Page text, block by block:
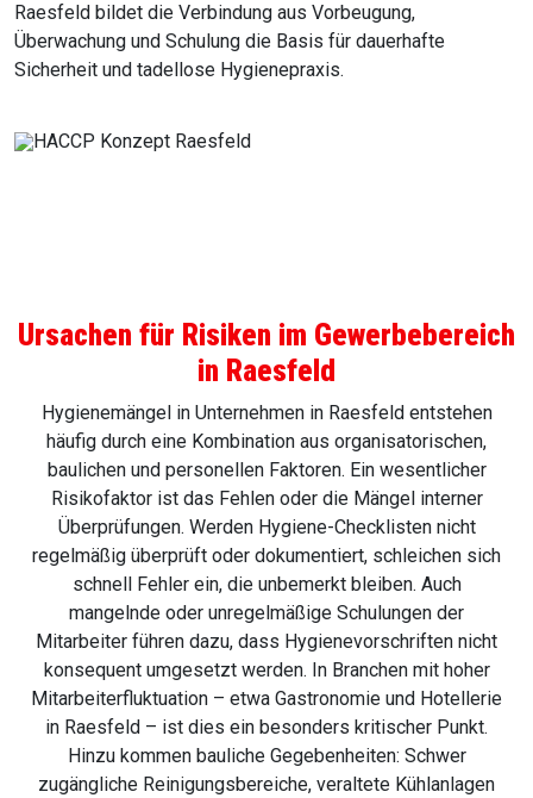
Raesfeld bildet die Verbindung aus Vorbeugung,
Überwachung und Schulung die Basis für dauerhafte
Sicherheit und tadellose Hygienepraxis.
Ursachen für Risiken im Gewerbebereich
in Raesfeld
Hygienemängel in Unternehmen in Raesfeld entstehen
häufig durch eine Kombination aus organisatorischen,
baulichen und personellen Faktoren. Ein wesentlicher
Risikofaktor ist das Fehlen oder die Mängel interner
Überprüfungen. Werden Hygiene-Checklisten nicht
regelmäßig überprüft oder dokumentiert, schleichen sich
schnell Fehler ein, die unbemerkt bleiben. Auch
mangelnde oder unregelmäßige Schulungen der
Mitarbeiter führen dazu, dass Hygienevorschriften nicht
konsequent umgesetzt werden. In Branchen mit hoher
Mitarbeiterfluktuation – etwa Gastronomie und Hotellerie
in Raesfeld – ist dies ein besonders kritischer Punkt.
Hinzu kommen bauliche Gegebenheiten: Schwer
zugängliche Reinigungsbereiche, veraltete Kühlanlagen